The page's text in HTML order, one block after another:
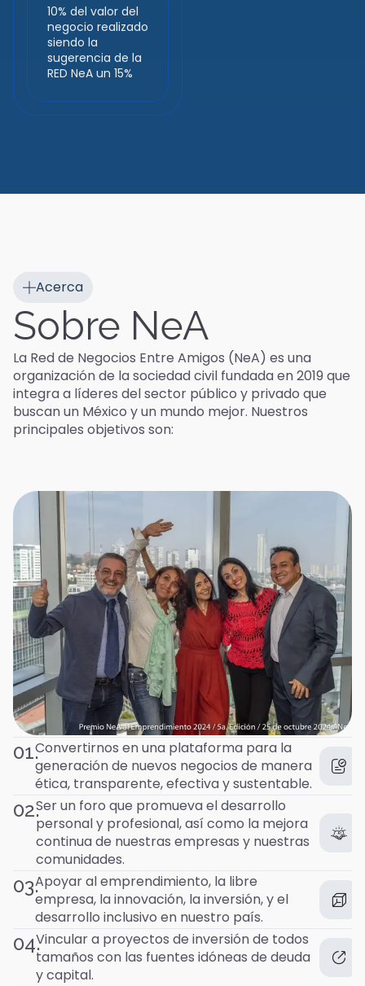
10% del valor del
negocio realizado
siendo la
sugerencia de la
RED NeA un 15%
Acerca
Sobre NeA
La Red de Negocios Entre Amigos (NeA) es una
organización de la sociedad civil fundada en 2019 que
integra a líderes del sector público y privado que
buscan un México y un mundo mejor. Nuestros
principales objetivos son:
01.Convertirnos en una plataforma para la
generación de nuevos negocios de manera
ética, transparente, efectiva y sustentable.
02.Ser un foro que promueva el desarrollo
personal y profesional, así como la mejora
continua de nuestras empresas y nuestras
comunidades.
03.Apoyar al emprendimiento, la libre
empresa, la innovación, la inversión, y el
desarrollo inclusivo en nuestro país.
04.Vincular a proyectos de inversión de todos
tamaños con las fuentes idóneas de deuda
y capital.